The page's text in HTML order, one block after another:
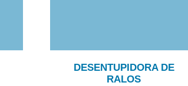
DESENTUPIDORA DE
RALOS